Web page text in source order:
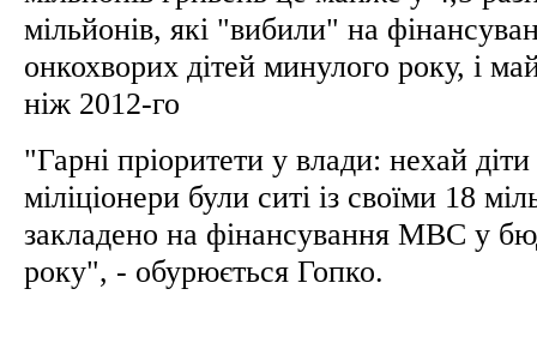
мільйонів, які "вибили" на
онкохворих дітей минулого року, і
ніж 2012-го
"Гарні пріоритети у влади: нехай
міліціонери були ситі із своїми 18
закладено на фінансування МВС у
року", - обурюється Гопко.